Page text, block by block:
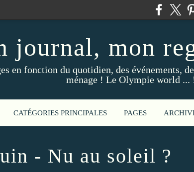
journal, mon
en fonction du quotidien, des événements,
ménage ! Le Olympie world ...
CATÉGORIES PRINCIPALES PAGES
- Nu au soleil ?